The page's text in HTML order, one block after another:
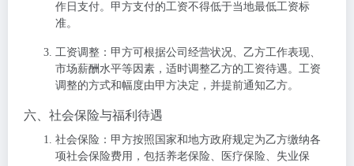
作日支付。甲方支付的工资不得低于当地最低工资标
准。
工资调整 ：甲方可根据公司经营状况、乙方工作表现、
市场薪酬水平等因素，适时调整乙方的工资待遇。工资
调整的方式和幅度由甲方决定，并提前通知乙方。
六、社会保险与福利待遇
社会保险 ：甲方按照国家和地方政府规定为乙方缴纳各
项社会保险费用，包括养老保险、医疗保险、失业保